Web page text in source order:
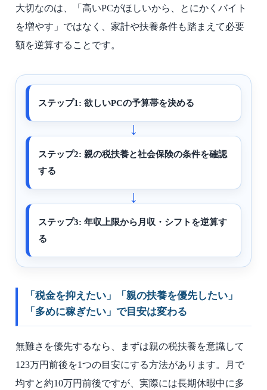
大切なのは、「高いPCがほしいから、とにかくバイト
を増やす」ではなく、家計や扶養条件も踏まえて必要
額を逆算することです。
ステップ1: 欲しいPCの予算帯を決める
ステップ2: 親の税扶養と社会保険の条件を確認
する
ステップ3: 年収上限から月収・シフトを逆算す
る
「税金を抑えたい」「親の扶養を優先したい」
「多めに稼ぎたい」で目安は変わる
無難さを優先するなら、まずは親の税扶養を意識して
123万円前後を1つの目安にする方法があります。月で
均すと約10万円前後ですが、実際には長期休暇中に多